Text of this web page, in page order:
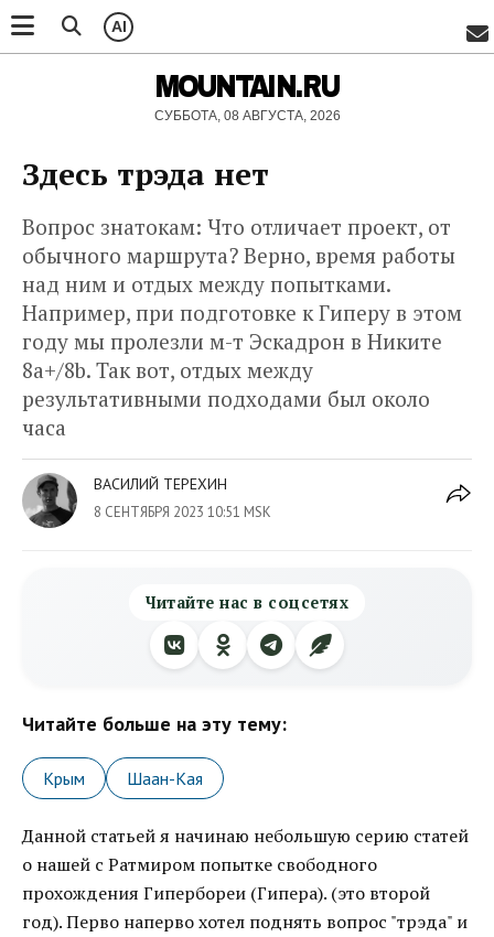
AI
MOUNTAIN.RU
СУББОТА, 08 АВГУСТА, 2026
Здесь трэда нет
Вопрос знатокам: Что отличает проект, от
обычного маршрута? Верно, время работы
над ним и отдых между попытками.
Например, при подготовке к Гиперу в этом
году мы пролезли м-т Эскадрон в Никите
8а+/8b. Так вот, отдых между
результативными подходами был около
часа
ВАСИЛИЙ ТЕРЕХИН
8 СЕНТЯБРЯ 2023 10:51 MSK
Читайте нас в соцсетях
Читайте больше на эту тему:
Крым Шаан-Кая
Данной статьей я начинаю небольшую серию статей
о нашей с Ратмиром попытке свободного
прохождения Гипербореи (Гипера). (это второй
год). Перво наперво хотел поднять вопрос "трэда" и